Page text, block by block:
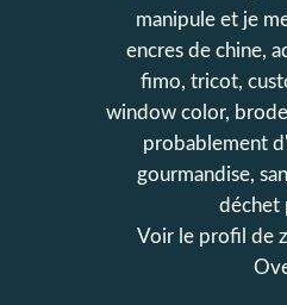
manipule et je
encres de chine,
fimo, tricot,
window color,
probablement
gourmandise,
déchet
Voir le profil de